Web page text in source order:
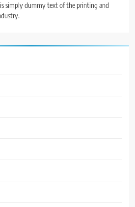
simply dummy text of the printing and